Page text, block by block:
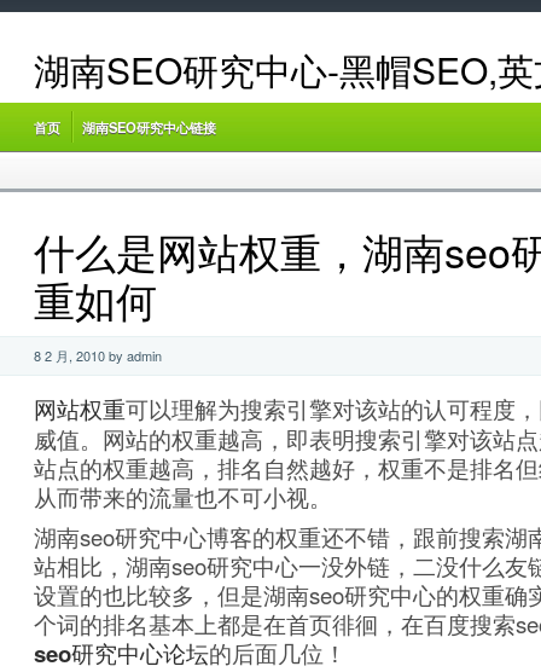
湖南SEO研究中心-黑帽SEO,
首页 湖南SEO研究中心链接
什么是网站权重，湖南seo
重如何
8 2 月, 2010 by admin
网站权重可以理解为搜索引擎对该站的认可程度
威值。网站的权重越高，即表明搜索引擎对该站
站点的权重越高，排名自然越好，权重不是排名
从而带来的流量也不可小视。
湖南seo研究中心博客的权重还不错，跟前搜索湖
站相比，湖南seo研究中心一没外链，二没什么友
设置的也比较多，但是湖南seo研究中心的权重确
个词的排名基本上都是在首页徘徊，在百度搜索
seo研究中心论坛的后面几位！